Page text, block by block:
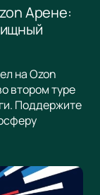
Арене:
на Ozon
втором туре
Поддержите